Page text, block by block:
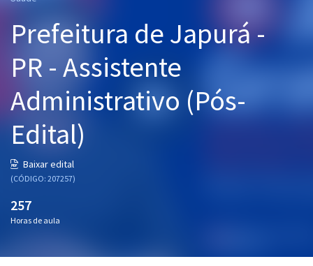
Graduação
OAB
Mentorias
Questões grátis
Conteúdo gratuito
Prefeitura de Japurá -
PR - Assistente
Administrativo (Pós-
Edital)
Baixar edital
(CÓDIGO: 207257)
257
Horas de aula